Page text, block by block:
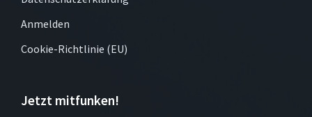
Anmelden
Cookie-Richtlinie (EU)
Jetzt mitfunken!